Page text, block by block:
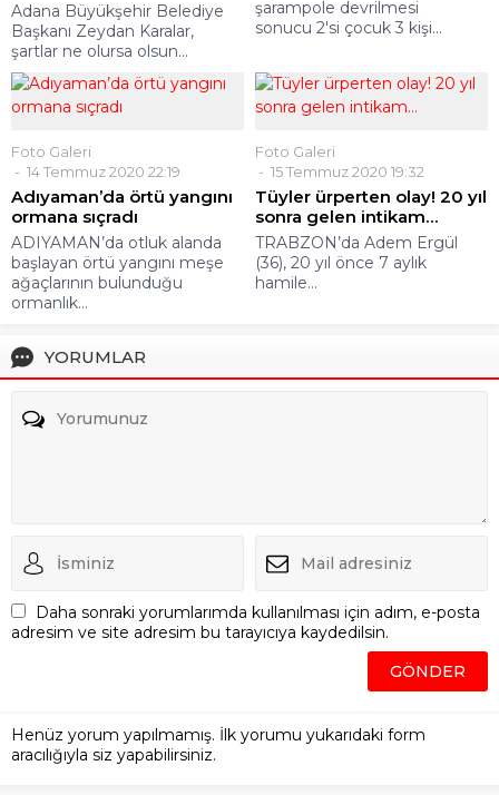
Adana Büyükşehir Belediye
Başkanı Zeydan Karalar,
şartlar ne olursa olsun...
şarampole devrilmesi
sonucu 2'si çocuk 3 kişi...
Foto Galeri
14 Temmuz 2020 22:19
Adıyaman’da örtü yangını
ormana sıçradı
ADIYAMAN’da otluk alanda
başlayan örtü yangını meşe
ağaçlarının bulunduğu
ormanlık...
Foto Galeri
15 Temmuz 2020 19:32
Tüyler ürperten olay! 20 yıl
sonra gelen intikam…
TRABZON’da Adem Ergül
(36), 20 yıl önce 7 aylık
hamile...
YORUMLAR
Daha sonraki yorumlarımda kullanılması için adım, e-posta
adresim ve site adresim bu tarayıcıya kaydedilsin.
Henüz yorum yapılmamış. İlk yorumu yukarıdaki form
aracılığıyla siz yapabilirsiniz.